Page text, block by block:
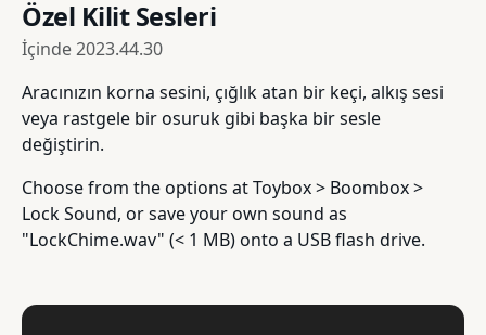
Özel Kilit Sesleri
İçinde2023.44.30
Aracınızın korna sesini, çığlık atan bir keçi, alkış sesi
veya rastgele bir osuruk gibi başka bir sesle
değiştirin.
Choose from the options at Toybox > Boombox >
Lock Sound, or save your own sound as
"LockChime.wav" (< 1 MB) onto a USB flash drive.